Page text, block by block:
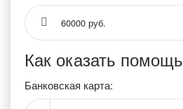
60000 руб.
Как оказать помощь
Банковская карта: